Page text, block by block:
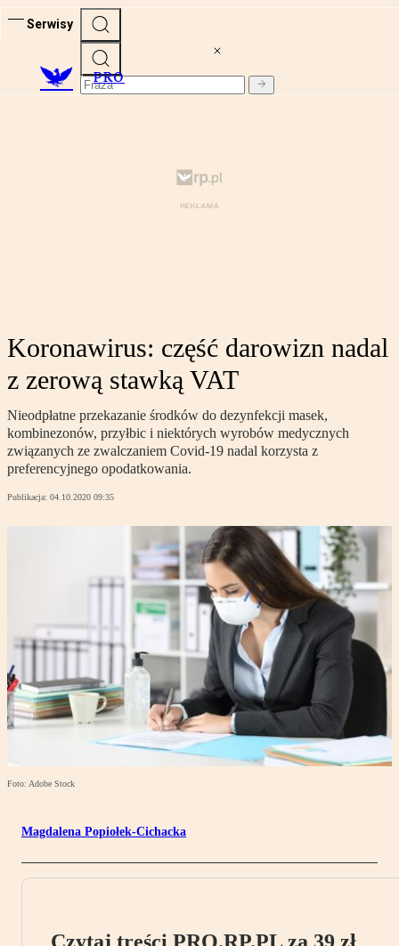
Serwisy
PRO
Koronawirus: część darowizn nadal
z zerową stawką VAT
Nieodpłatne przekazanie środków do dezynfekcji masek,
kombinezonów, przyłbic i niektórych wyrobów medycznych
związanych ze zwalczaniem Covid-19 nadal korzysta z
preferencyjnego opodatkowania.
Publikacja: 04.10.2020 09:35
Foto: Adobe Stock
Magdalena Popiołek-Cichacka